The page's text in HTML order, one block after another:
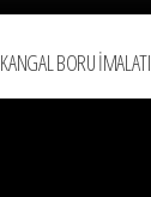
KANGAL BORU İMALATI